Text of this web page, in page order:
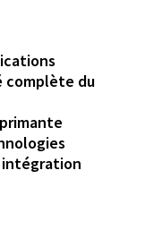
complète du
intégration